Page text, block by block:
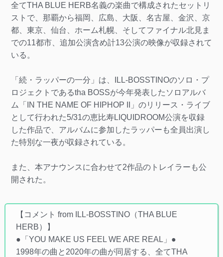
全てTHA BLUE HERB名義の楽曲で構成されたセットリ
ストで、那覇から福岡、広島、大阪、名古屋、金沢、京
都、東京、仙台、ホーム札幌、そしてファイナル北見ま
での11都市、追加公演含め計13公演の映像が収録されて
いる。
「続・ラッパーの一分」は、ILL-BOSSTINOのソロ・プ
ロジェクトであるtha BOSSが今年発表したソロアルバ
ム「IN THE NAME OF HIPHOP II」のリリース・ライブ
として行われた5/31の恵比寿LIQUIDROOM公演を収録
した作品で、アルバムに参加したラッパーも全員出演し
た特別な一夜が収録されている。
また、本アナウンスに合わせて2作品のトレイラーも公
開された。
【コメント from ILL-BOSSTINO（THA BLUE
HERB）】
●「YOU MAKE US FEEL WE ARE REAL」●
1998年の曲と2020年の曲が同居する、全てTHA